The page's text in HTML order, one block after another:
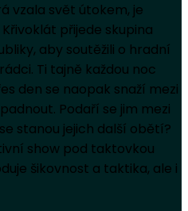
vzala svět útokem, je
přijede skupina
aby soutěžili o hradní
Ti tajně každou noc
den se naopak snaží mezi
Podaří se jim mezi
stanou jejich další obětí?
show pod taktovkou
šikovnost a taktika, ale i